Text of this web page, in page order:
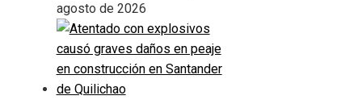
agosto de 2026